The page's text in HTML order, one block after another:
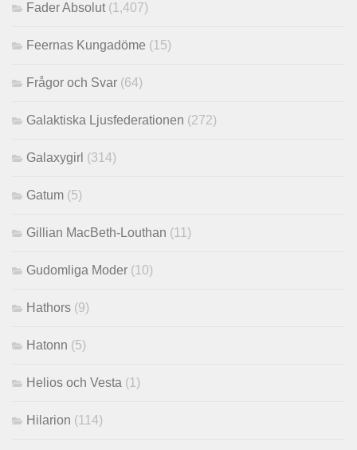
Fader Absolut (1,407)
Feernas Kungadöme (15)
Frågor och Svar (64)
Galaktiska Ljusfederationen (272)
Galaxygirl (314)
Gatum (5)
Gillian MacBeth-Louthan (11)
Gudomliga Moder (10)
Hathors (9)
Hatonn (5)
Helios och Vesta (1)
Hilarion (114)